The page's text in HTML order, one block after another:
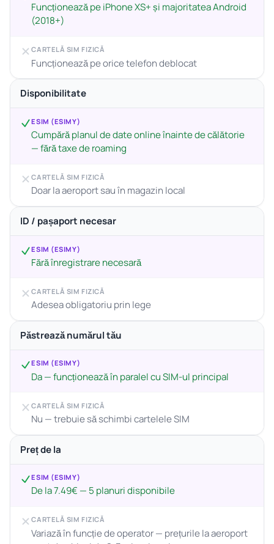
Funcționează pe iPhone XS+ și majoritatea Android
(2018+)
CARTELĂ SIM FIZICĂ
Funcționează pe orice telefon deblocat
Disponibilitate
ESIM (ESIMY)
Cumpără planul de date online înainte de călătorie
— fără taxe de roaming
CARTELĂ SIM FIZICĂ
Doar la aeroport sau în magazin local
ID / pașaport necesar
ESIM (ESIMY)
Fără înregistrare necesară
CARTELĂ SIM FIZICĂ
Adesea obligatoriu prin lege
Păstrează numărul tău
ESIM (ESIMY)
Da — funcționează în paralel cu SIM-ul principal
CARTELĂ SIM FIZICĂ
Nu — trebuie să schimbi cartelele SIM
Preț de la
ESIM (ESIMY)
De la 7.49€ — 5 planuri disponibile
CARTELĂ SIM FIZICĂ
Variază în funcție de operator — prețurile la aeroport